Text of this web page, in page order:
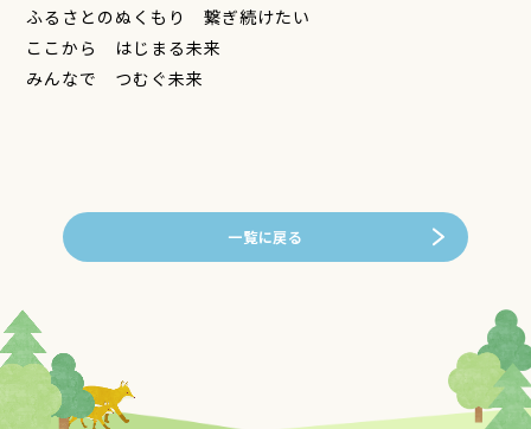
ふるさとのぬくもり 繋ぎ続けたい
ここから はじまる未来
みんなで つむぐ未来
一覧に戻る